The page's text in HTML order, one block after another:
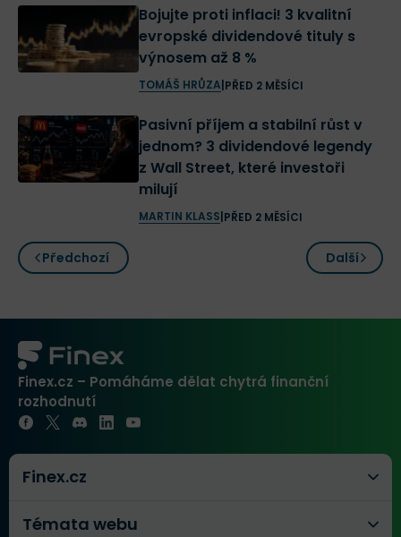
Bojujte proti inflaci! 3 kvalitní
evropské dividendové tituly s
výnosem až 8 %
TOMÁŠ HRŮZA PŘED 2 MĚSÍCI
Pasivní příjem a stabilní růst v
jednom? 3 dividendové legendy
z Wall Street, které investoři
milují
MARTIN KLASS PŘED 2 MĚSÍCI
Předchozí Další
Finex.cz – Pomáháme dělat chytrá finanční
rozhodnutí
Finex.cz
Témata webu